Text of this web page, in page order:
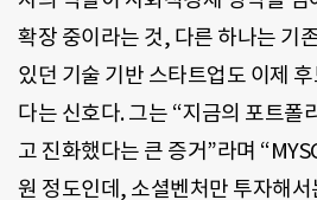
확장 중이라는 것, 다른 하나는 기
있던 기술 기반 스타트업도 이제
다는 신호다. 그는 “지금의 포트폴
고 진화했다는 큰 증거”라며
원 정도인데, 소셜벤처만 투자해